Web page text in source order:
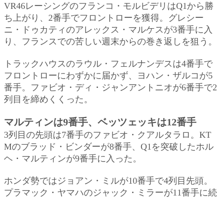
VR46レーシングのフランコ・モルビデリはQ1から勝
ち上がり、2番手でフロントローを獲得。グレシー
ニ・ドゥカティのアレックス・マルケスが3番手に入
り、フランスでの苦しい週末からの巻き返しを狙う。
トラックハウスのラウル・フェルナンデスは4番手で
フロントローにわずかに届かず、ヨハン・ザルコが5
番手。ファビオ・ディ・ジャンアントニオが6番手で2
列目を締めくくった。
マルティンは9番手、ベッツェッキは12番手
3列目の先頭は7番手のファビオ・クアルタラロ。KT
Mのブラッド・ビンダーが8番手、Q1を突破したホル
ヘ・マルティンが9番手に入った。
ホンダ勢ではジョアン・ミルが10番手で4列目先頭。
プラマック・ヤマハのジャック・ミラーが11番手に続